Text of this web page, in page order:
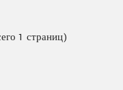
1 страниц)